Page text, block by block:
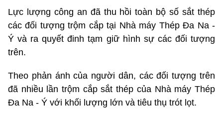
Lực lượng công an đã thu hồi toàn bộ số sắt thép
các đối tượng trộm cắp tại Nhà máy Thép Đa Na -
Ý và ra quyết đinh tạm giữ hình sự các đối tượng
trên.
Theo phản ánh của người dân, các đối tượng trên
đã nhiều lần trộm cắp sắt thép của Nhà máy Thép
Đa Na - Ý với khối lượng lớn và tiêu thụ trót lọt.